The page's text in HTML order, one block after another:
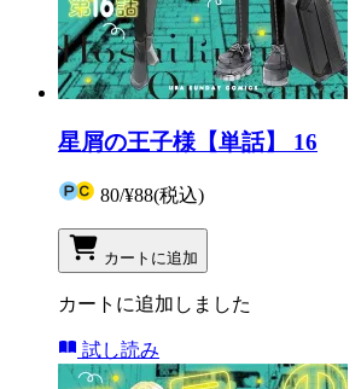
星屑の王子様【単話】 16
80/¥88(税込)
カートに追加
カートに追加しました
試し読み